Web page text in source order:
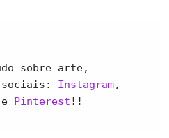
sobre arte,
sociais: Instagram
e Pinterest !!